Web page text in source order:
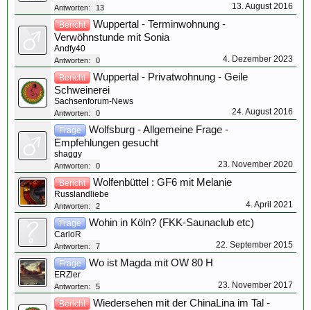
Antworten: 13 13. August 2016
Bericht
Wuppertal - Terminwohnung -
Verwöhnstunde mit Sonia
Andfy40
Antworten: 0 4. Dezember 2023
Bericht
Wuppertal - Privatwohnung - Geile
Schweinerei
Sachsenforum-News
Antworten: 0 24. August 2016
Frage
Wolfsburg - Allgemeine Frage -
Empfehlungen gesucht
shaggy
Antworten: 0 23. November 2020
Bericht Wolfenbüttel : GF6 mit Melanie
Russlandliebe
Antworten: 2 4. April 2021
Frage Wohin in Köln? (FKK-Saunaclub etc)
CarloR
Antworten: 7 22. September 2015
Frage Wo ist Magda mit OW 80 H
ERZler
Antworten: 5 23. November 2017
Bericht
Wiedersehen mit der ChinaLina im Tal -